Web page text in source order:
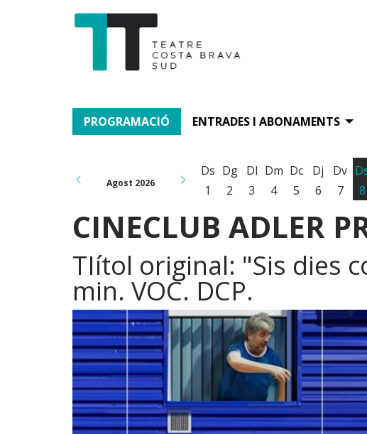
PROGRAMACIÓ ENTRADES I ABONAMENTS
Agost 2026
Ds
1
Dg
2
Dl
3
Dm
4
Dc
5
Dj
6
Dv
7
8
CINECLUB ADLER
TIítol original: "Sis dies
min. VOC. DCP.